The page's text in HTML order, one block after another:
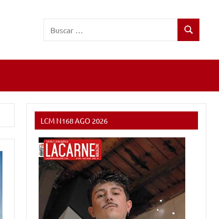
Buscar
LCM N168 AGO 2026